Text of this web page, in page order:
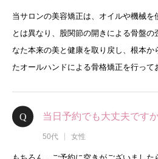
当サロンの美容矯正は、オイルや機械
とは異なり、股関節の開きによる骨盤
なた本来の美と健康を取り戻し、根本か
たオールハンドによる骨格矯正を行って
当日予約でも大丈夫です
50代 女性